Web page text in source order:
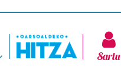
Sartu